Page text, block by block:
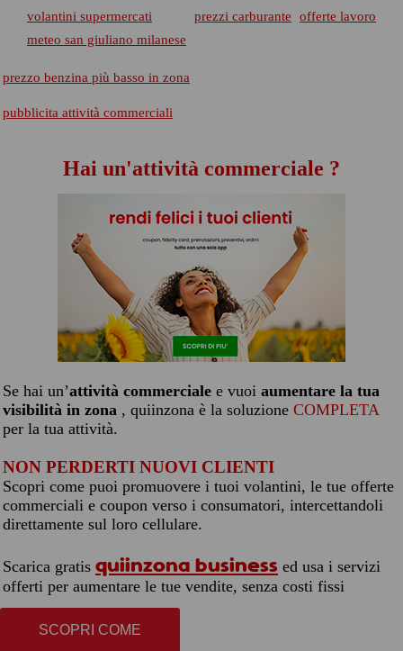
volantini supermercati prezzi carburante
offerte lavoro
meteo san giuliano milanese
prezzo benzina più basso in zona
pubblicita attività commerciali
Hai un'attività commerciale ?
Se hai un’attività commerciale e vuoi aumentare la tua
visibilità in zona , quiinzona è la soluzione COMPLETA
per la tua attività.
NON PERDERTI NUOVI CLIENTI
Scopri come puoi promuovere i tuoi volantini, le tue offerte
commerciali e coupon verso i consumatori, intercettandoli
direttamente sul loro cellulare.
Scarica gratis quiinzona business ed usa i servizi
offerti per aumentare le tue vendite, senza costi fissi
SCOPRI COME